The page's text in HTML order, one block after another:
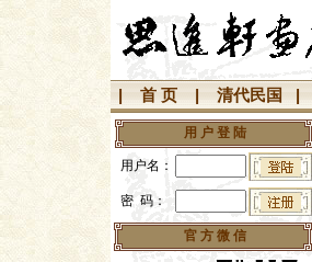
首 页 清代民国
用 户 登 陆
用户名：
密 码：
官 方 微 信